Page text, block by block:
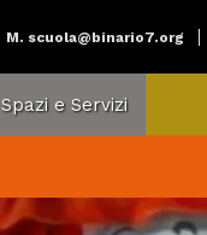
M. scuola@binario7.org
Spazi e Servizi